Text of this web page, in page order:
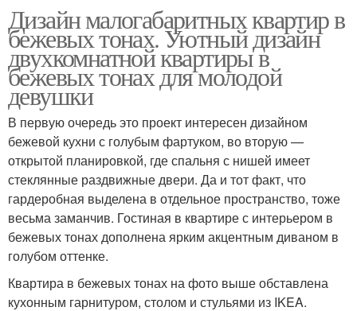
Дизайн малогабаритных квартир в
бежевых тонах. Уютный дизайн
двухкомнатной квартиры в
бежевых тонах для молодой
девушки
В первую очередь это проект интересен дизайном
бежевой кухни с голубым фартуком, во вторую —
открытой планировкой, где спальня с нишей имеет
стеклянные раздвижные двери. Да и тот факт, что
гардеробная выделена в отдельное пространство, тоже
весьма заманчив. Гостиная в квартире с интерьером в
бежевых тонах дополнена ярким акцентным диваном в
голубом оттенке.
Квартира в бежевых тонах на фото выше обставлена
кухонным гарнитуром, столом и стульями из IKEA.